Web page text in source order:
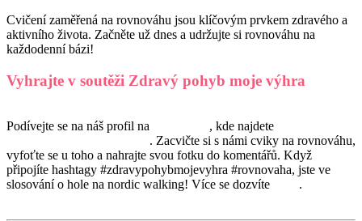
Cvičení zaměřená na rovnováhu jsou klíčovým prvkem zdravého a
aktivního života. Začněte už dnes a udržujte si rovnováhu na
každodenní bázi!
Vyhrajte v soutěži Zdravý pohyb moje výhra
Podívejte se na náš profil na , kde najdete
. Zacvičte si s námi cviky na rovnováhu,
vyfoťte se u toho a nahrajte svou fotku do komentářů. Když
připojíte hashtagy #zdravypohybmojevyhra #rovnovaha, jste ve
slosování o hole na nordic walking! Více se dozvíte
.